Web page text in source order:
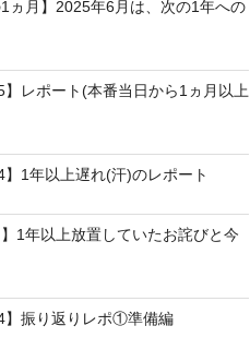
ヵ月】2025年6月は、次の1年への
レポート(本番当日から1ヵ月以上
1年以上遅れ(汗)のレポート
1年以上放置していたお詫びと今
】振り返りレポ①準備編